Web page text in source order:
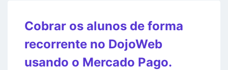
Cobrar os alunos de forma
recorrente no DojoWeb
usando o Mercado Pago.